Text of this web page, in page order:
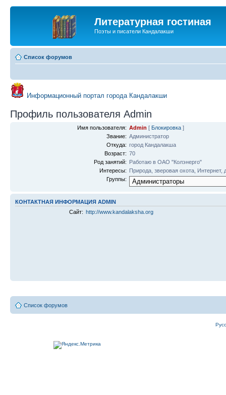
Литературная гостиная
Поэты и писатели Кандалакши
Список форумов
Информационный портал города Кандалакши
Профиль пользователя Admin
Имя пользователя: Admin [ Блокировка]
Звание: Администратор
Откуда: город Кандалакша
Возраст: 70
Род занятий: Работаю в ОАО "Колэнерго"
Интересы: Природа, зверовая охота, Интернет,
Группы:
КОНТАКТНАЯ ИНФОРМАЦИЯ ADMIN
Сайт: http://www.kandalaksha.org
Список форумов